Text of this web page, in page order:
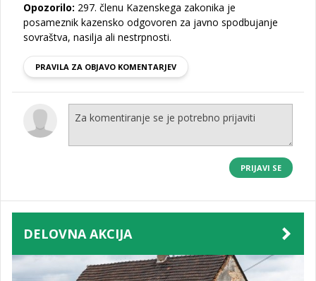
Opozorilo: 297. členu Kazenskega zakonika je
posameznik kazensko odgovoren za javno spodbujanje
sovraštva, nasilja ali nestrpnosti.
PRAVILA ZA OBJAVO KOMENTARJEV
PRIJAVI SE
DELOVNA AKCIJA